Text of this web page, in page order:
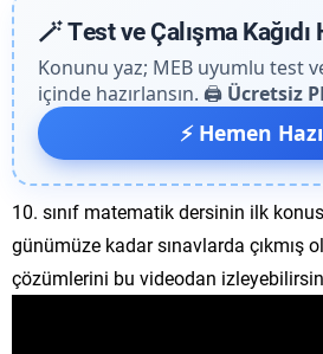
🪄 Test ve Çalışma Kağıdı
Konunu yaz; MEB uyumlu test
içinde hazırlansın. 🖨️ Ücretsiz
⚡ Hemen
10. sınıf matematik dersinin ilk
günümüze kadar sınavlarda çıkmış
çözümlerini bu videodan